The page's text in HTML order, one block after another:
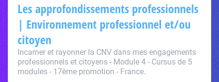
Les approfondissements professionnels
| Environnement professionnel et/ou
citoyen
Incarner et rayonner la CNV dans mes engagements
professionnels et citoyens - Module 4 - Cursus de 5
modules - 17ème promotion - France.